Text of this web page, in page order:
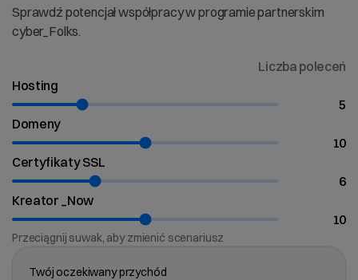
Sprawdź potencjał współpracy w programie partnerskim
cyber_Folks.
Liczba poleceń
Hosting
5
Domeny
10
Certyfikaty SSL
6
Kreator _Now
10
Przeciągnij suwak, aby zmienić scenariusz
Twój oczekiwany przychód